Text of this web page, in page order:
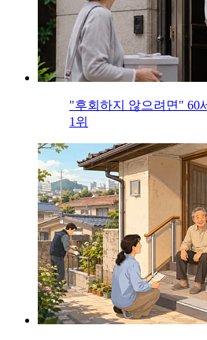
"후회하지 않으려면" 60
1위